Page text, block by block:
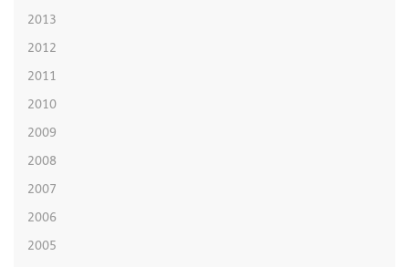
2013
2012
2011
2010
2009
2008
2007
2006
2005